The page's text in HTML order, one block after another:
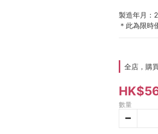
製造年月：
＊此為限時
全店，購
數量